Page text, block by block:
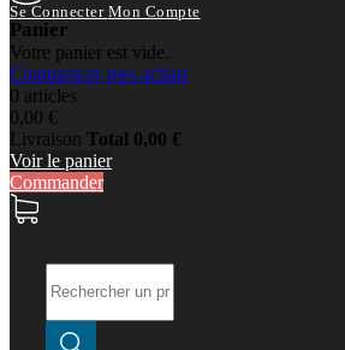
Se Connecter Mon Compte
Panier
Votre panier est vide.
Commencer mes achats
0 articles
0,00 €
Livraison Total 0,00 €
Voir le panier
Commander